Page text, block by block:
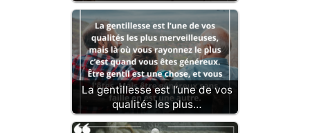
La gentillesse est l’une de vos
qualités les plus…